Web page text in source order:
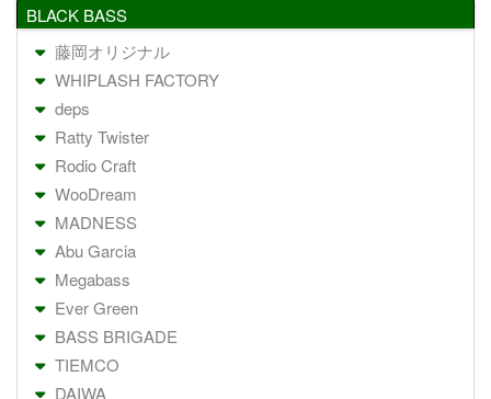
BLACK BASS
藤岡オリジナル
WHIPLASH FACTORY
deps
Ratty Twister
Rodio Craft
WooDream
MADNESS
Abu Garcia
Megabass
Ever Green
BASS BRIGADE
TIEMCO
DAIWA